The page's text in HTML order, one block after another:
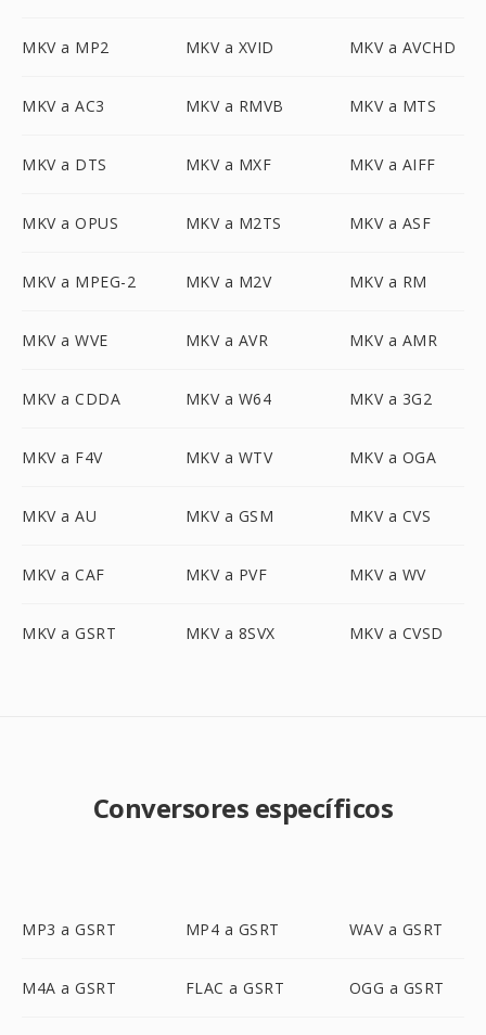
MKV a MP2 MKV a XVID MKV a AVCHD
MKV a AC3 MKV a RMVB MKV a MTS
MKV a DTS MKV a MXF MKV a AIFF
MKV a OPUS MKV a M2TS MKV a ASF
MKV a MPEG-2 MKV a M2V MKV a RM
MKV a WVE MKV a AVR MKV a AMR
MKV a CDDA MKV a W64 MKV a 3G2
MKV a F4V MKV a WTV MKV a OGA
MKV a AU MKV a GSM MKV a CVS
MKV a CAF MKV a PVF MKV a WV
MKV a GSRT MKV a 8SVX MKV a CVSD
Conversores específicos
MP3 a GSRT MP4 a GSRT WAV a GSRT
M4A a GSRT FLAC a GSRT OGG a GSRT